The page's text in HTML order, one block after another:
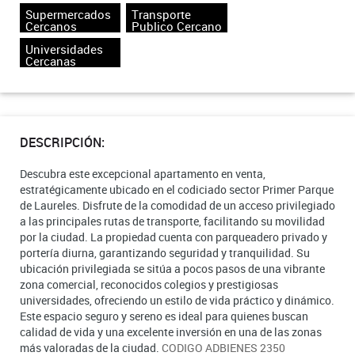
Supermercados
Cercanos
Transporte
Publico Cercano
Universidades
Cercanas
DESCRIPCIÓN:
Descubra este excepcional apartamento en venta,
estratégicamente ubicado en el codiciado sector Primer Parque
de Laureles. Disfrute de la comodidad de un acceso privilegiado
a las principales rutas de transporte, facilitando su movilidad
por la ciudad. La propiedad cuenta con parqueadero privado y
portería diurna, garantizando seguridad y tranquilidad. Su
ubicación privilegiada se sitúa a pocos pasos de una vibrante
zona comercial, reconocidos colegios y prestigiosas
universidades, ofreciendo un estilo de vida práctico y dinámico.
Este espacio seguro y sereno es ideal para quienes buscan
calidad de vida y una excelente inversión en una de las zonas
más valoradas de la ciudad. CODIGO ADBIENES 2350